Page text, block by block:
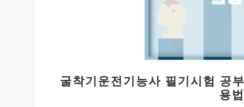
굴착기운전기능사 필기시험 공
용